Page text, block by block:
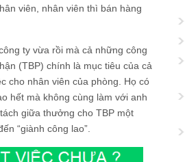
viên, nhân viên thì bán hàng
ty vừa rồi mà cả những công
(TBP) chính là mục tiêu của cả
cho nhân viên của phòng. Họ có
hết mà không cùng làm với anh
giữa thưởng cho TBP một
“giành công lao”.